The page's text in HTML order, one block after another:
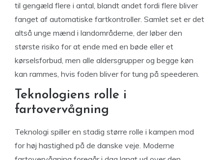
til gengæld flere i antal, blandt andet fordi flere bliver
fanget af automatiske fartkontroller. Samlet set er det
altså unge mænd i landområderne, der løber den
største risiko for at ende med en bøde eller et
kørselsforbud, men alle aldersgrupper og begge køn
kan rammes, hvis foden bliver for tung på speederen.
Teknologiens rolle i
fartovervågning
Teknologi spiller en stadig større rolle i kampen mod
for høj hastighed på de danske veje. Moderne